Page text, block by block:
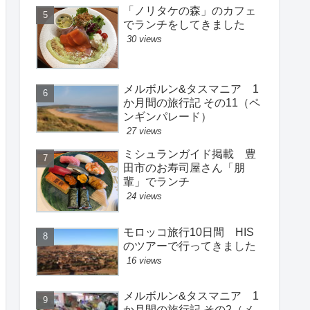
「ノリタケの森」のカフェ
でランチをしてきました
30 views
メルボルン&タスマニア 1
か月間の旅行記 その11（ペ
ンギンパレード）
27 views
ミシュランガイド掲載 豊
田市のお寿司屋さん「朋
輩」でランチ
24 views
モロッコ旅行10日間 HIS
のツアーで行ってきました
16 views
メルボルン&タスマニア 1